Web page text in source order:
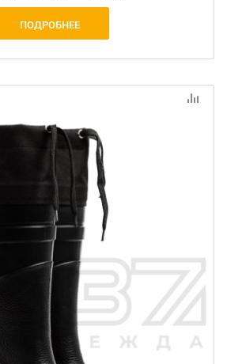
ПОДРОБНЕЕ